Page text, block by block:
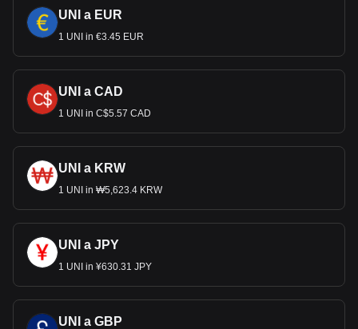
UNI a EUR
1 UNI in €3.45 EUR
UNI a CAD
1 UNI in C$5.57 CAD
UNI a KRW
1 UNI in ₩5,623.4 KRW
UNI a JPY
1 UNI in ¥630.31 JPY
UNI a GBP